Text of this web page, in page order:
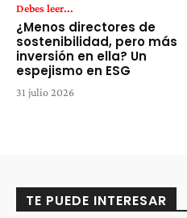
Debes leer...
¿Menos directores de
sostenibilidad, pero más
inversión en ella? Un
espejismo en ESG
31 julio 2026
TE PUEDE INTERESAR